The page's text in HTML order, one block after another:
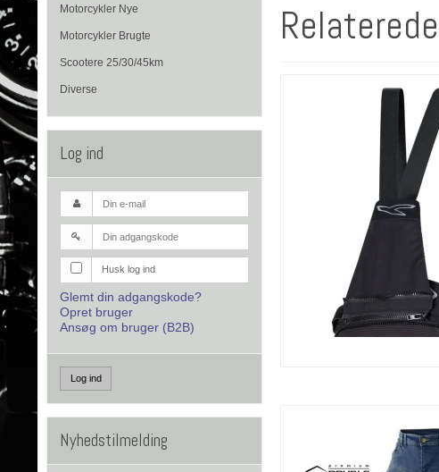
Motorcykler Nye
Motorcykler Brugte
Scootere 25/30/45km
Diverse
Log ind
Husk log ind
Glemt din adgangskode?
Opret bruger
Ansøg om bruger (B2B)
Log ind
Nyhedstilmelding